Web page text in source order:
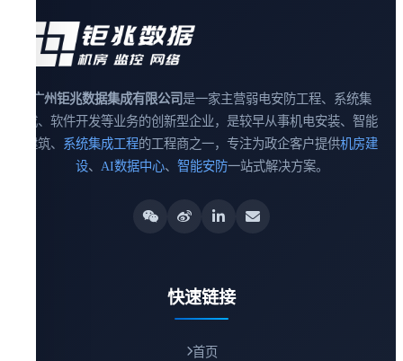
广州钜兆数据集成有限公司 是一家主营弱电安防工程、系统集
成、软件开发等业务的创新型企业，是较早从事机电安装、智能
建筑、 系统集成工程的工程商之一，专注为政企客户提供机房建
设、 AI数据中心、 智能安防一站式解决方案。
快速链接
首页